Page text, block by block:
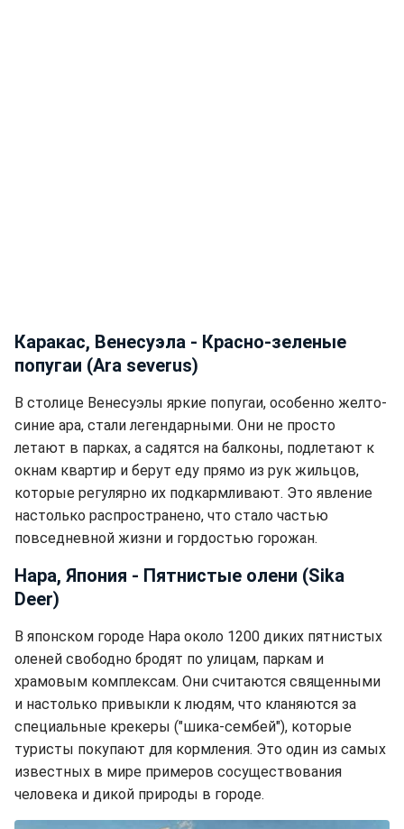
Каракас, Венесуэла - Красно-зеленые
попугаи (Ara severus)
В столице Венесуэлы яркие попугаи, особенно желто-
синие ара, стали легендарными. Они не просто
летают в парках, а садятся на балконы, подлетают к
окнам квартир и берут еду прямо из рук жильцов,
которые регулярно их подкармливают. Это явление
настолько распространено, что стало частью
повседневной жизни и гордостью горожан.
Нара, Япония - Пятнистые олени (Sika
Deer)
В японском городе Нара около 1200 диких пятнистых
оленей свободно бродят по улицам, паркам и
храмовым комплексам. Они считаются священными
и настолько привыкли к людям, что кланяются за
специальные крекеры ("шика-сембей"), которые
туристы покупают для кормления. Это один из самых
известных в мире примеров сосуществования
человека и дикой природы в городе.